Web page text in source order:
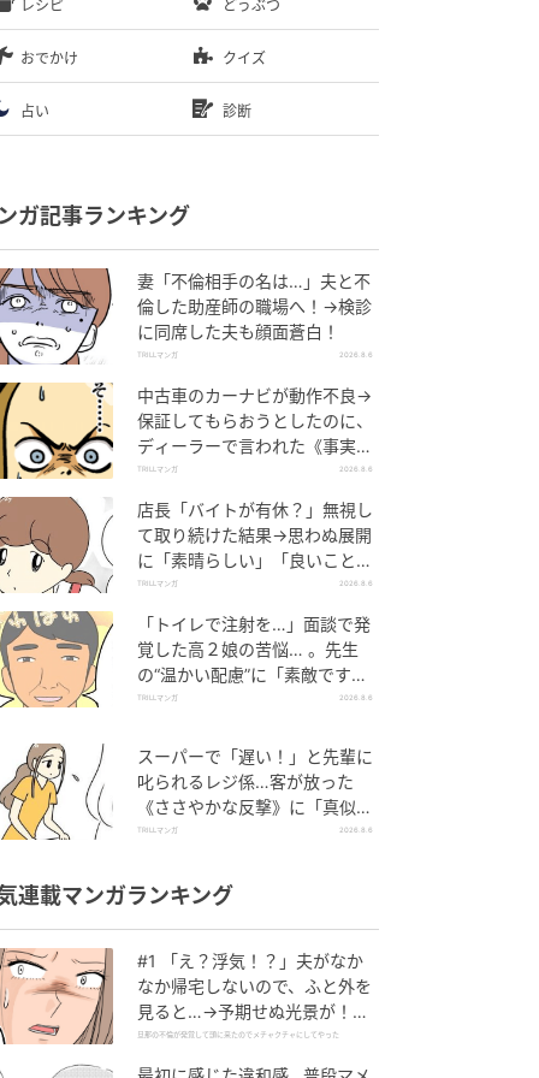
レシピ どうぶつ
おでかけ クイズ
占い 診断
ガ記事ランキング
妻「不倫相手の名は…」夫と不
倫した助産師の職場へ！→検診
に同席した夫も顔面蒼白！
TRILLマンガ 2026.8.6
中古車のカーナビが動作不良→
保証してもらおうとしたのに、
ディーラーで言われた《事実》
に唖然…
TRILLマンガ 2026.8.6
店長「バイトが有休？」無視し
て取り続けた結果→思わぬ展開
に「素晴らしい」「良いことし
ましたね」
TRILLマンガ 2026.8.6
「トイレで注射を…」面談で発
覚した高２娘の苦悩… 。先生
の“温かい配慮”に「素敵です
ね」「対応がいいね」
TRILLマンガ 2026.8.6
スーパーで「遅い！」と先輩に
叱られるレジ係…客が放った
《ささやかな反撃》に「真似し
たい！」「私もです」
TRILLマンガ 2026.8.6
連載マンガランキング
#1 「え？浮気！？」夫がなか
なか帰宅しないので、ふと外を
見ると…→予期せぬ光景が！｜
旦那の不倫が発覚して頭に来た
旦那の不倫が発覚して頭に来たのでメチャクチャにしてやった